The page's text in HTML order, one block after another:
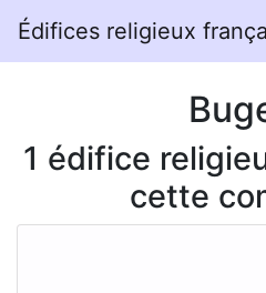
Édifices religieux
1 édifice
cette